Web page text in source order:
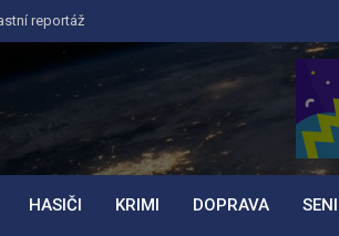
reportáž
HASIČI KRIMI DOPRAVA